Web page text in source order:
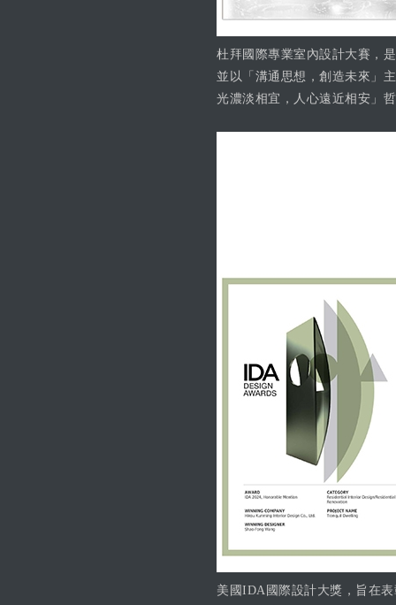
杜拜國際專業室內設計大賽，
並以「溝通思想，創造未來」
光濃淡相宜，人心遠近相安」
美國IDA國際設計大獎，旨在